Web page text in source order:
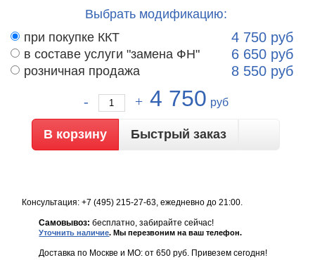
Выбрать модификацию:
при покупке ККТ
4 750 руб
в составе услуги "замена ФН" 6 650 руб
розничная продажа 8 550 руб
4 750 руб
Быстрый заказ
Консультация: +7 (495) 215-27-63, ежедневно до 21:00.
Самовывоз: бесплатно, забирайте сейчас!
Уточнить наличие. Мы перезвоним на ваш телефон.
Доставка по Москве и МО: от 650 руб. Привезем сегодня!